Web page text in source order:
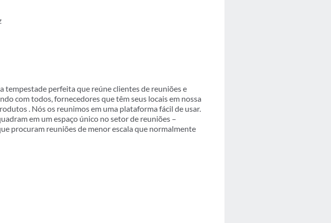
tempestade perfeita que reúne clientes de reuniões e
com todos, fornecedores que têm seus locais em nossa
. Nós os reunimos em uma plataforma fácil de usar.
em um espaço único no setor de reuniões –
procuram reuniões de menor escala que normalmente